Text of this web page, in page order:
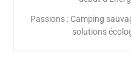
Passions : Camping
solutions